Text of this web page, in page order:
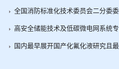
全国消防标准化技术委员会二分委委
高安全储能技术及低碳微电网系统专
国内最早展开国产化氟化液研究且